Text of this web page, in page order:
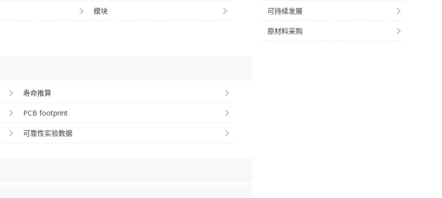
模块
寿命推算
PCB footprint
可靠性实验数据
可持续发展
原材料采购